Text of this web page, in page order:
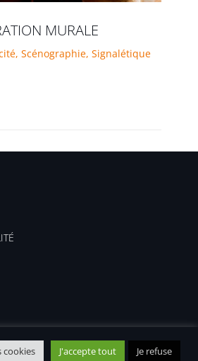
MURALE
, Scénographie, Signalétique
cookies J'accepte tout Je refuse